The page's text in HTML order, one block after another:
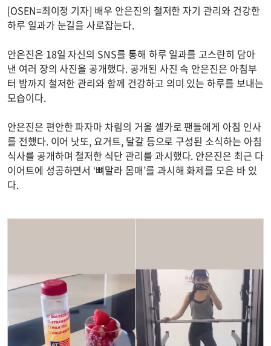
[OSEN=최이정 기자] 배우 안은진의 철저한 자기 관리와 건강한
하루 일과가 눈길을 사로잡는다.
안은진은 18일 자신의 SNS를 통해 하루 일과를 고스란히 담아
낸 여러 장의 사진을 공개했다. 공개된 사진 속 안은진은 아침부
터 밤까지 철저한 관리와 함께 건강하고 의미 있는 하루를 보내는
모습이다.
안은진은 편안한 파자마 차림의 거울 셀카로 팬들에게 아침 인사
를 전했다. 이어 낫또, 요거트, 달걀 등으로 구성된 소식하는 아침
식사를 공개하며 철저한 식단 관리를 과시했다. 안은진은 최근 다
이어트에 성공하면서 ‘뼈말라 몸매’를 과시해 화제를 모은 바 있
다.